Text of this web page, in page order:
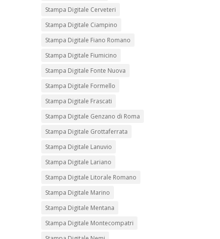
Stampa Digitale Cerveteri
Stampa Digitale Ciampino
Stampa Digitale Fiano Romano
Stampa Digitale Fiumicino
Stampa Digitale Fonte Nuova
Stampa Digitale Formello
Stampa Digitale Frascati
Stampa Digitale Genzano di Roma
Stampa Digitale Grottaferrata
Stampa Digitale Lanuvio
Stampa Digitale Lariano
Stampa Digitale Litorale Romano
Stampa Digitale Marino
Stampa Digitale Mentana
Stampa Digitale Montecompatri